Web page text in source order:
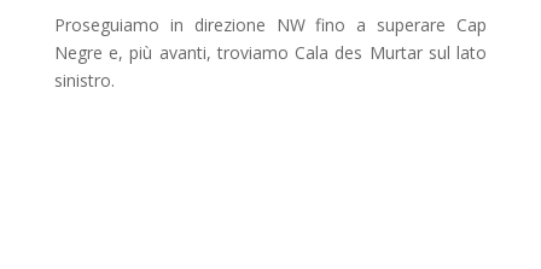
Proseguiamo in direzione NW fino a superare Cap
Negre e, più avanti, troviamo Cala des Murtar sul lato
sinistro.